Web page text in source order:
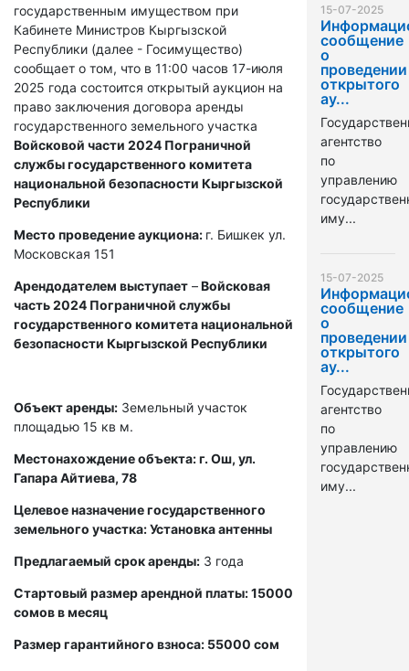
государственным имуществом при
Кабинете Министров Кыргызской
Республики (далее - Госимущество)
сообщает о том, что в 11:00 часов 17-июля
2025 года состоится открытый аукцион на
право заключения договора аренды
государственного земельного участка
Войсковой части 2024 Пограничной
службы государственного комитета
национальной безопасности Кыргызской
Республики
Место проведение аукциона: г. Бишкек ул.
Московская 151
Арендодателем выступает –Войсковая
часть 2024 Пограничной службы
государственного комитета национальной
безопасности Кыргызской Республики
Объект аренды: Земельный участок
площадью 15 кв м.
Местонахождение объекта: г. Ош, ул.
Гапара Айтиева, 78
Целевое назначение государственного
земельного участка: Установка антенны
Предлагаемый срок аренды: 3 года
Стартовый размер арендной платы: 15000
сомов в месяц
Размер гарантийного взноса: 55000 сом
15-07-2025
сообщение
о
проведении
открытого
ау...
агентство
по
управлению
иму...
15-07-2025
сообщение
о
проведении
открытого
ау...
агентство
по
управлению
иму...